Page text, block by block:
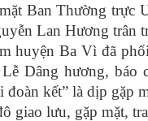
Ban Thường
Lan Hương trân
huyện Ba Vì đã
Dâng hương,
kết” là dịp gặp
giao lưu, gặp mặt,